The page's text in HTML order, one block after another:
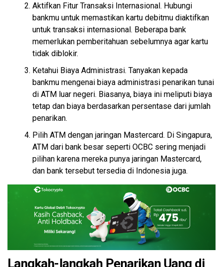
Aktifkan Fitur Transaksi Internasional. Hubungi
bankmu untuk memastikan kartu debitmu diaktifkan
untuk transaksi internasional. Beberapa bank
memerlukan pemberitahuan sebelumnya agar kartu
tidak diblokir.
Ketahui Biaya Administrasi. Tanyakan kepada
bankmu mengenai biaya administrasi penarikan tunai
di ATM luar negeri. Biasanya, biaya ini meliputi biaya
tetap dan biaya berdasarkan persentase dari jumlah
penarikan.
Pilih ATM dengan jaringan Mastercard. Di Singapura,
ATM dari bank besar seperti OCBC sering menjadi
pilihan karena mereka punya jaringan Mastercard,
dan bank tersebut tersedia di Indonesia juga.
Langkah-langkah Penarikan Uang di